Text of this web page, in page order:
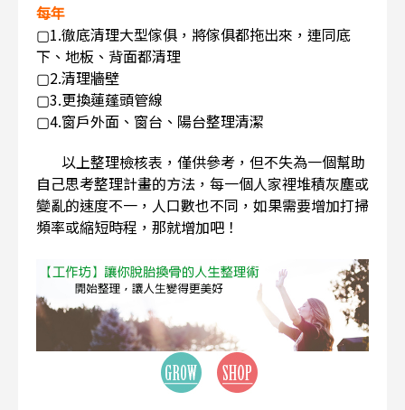
每年
▢1.徹底清理大型傢俱，將傢俱都拖出來，連同底
下、地板、背面都清理
▢2.清理牆壁
▢3.更換蓮蓬頭管線
▢4.窗戶外面、窗台、陽台整理清潔
以上整理檢核表，僅供參考，但不失為一個幫助
自己思考整理計畫的方法，每一個人家裡堆積灰塵或
變亂的速度不一，人口數也不同，如果需要增加打掃
頻率或縮短時程，那就增加吧！